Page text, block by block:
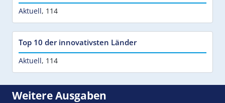
Aktuell, 114
Top 10 der innovativsten Länder
Aktuell, 114
Weitere Ausgaben